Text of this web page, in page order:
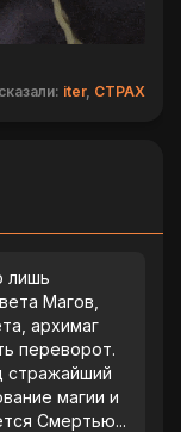
iter, CTPAX
лишь
Магов,
архимаг
переворот.
стражайший
магии и
Смертью...